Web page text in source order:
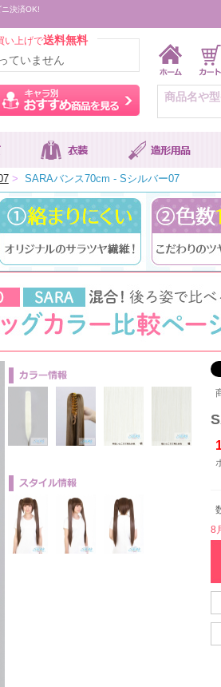
決済OK!
い上げで送料無料
ていません
ッグをカラーから探す キャラ別おす
> SARAバンス70cm - Sシルバー07
8